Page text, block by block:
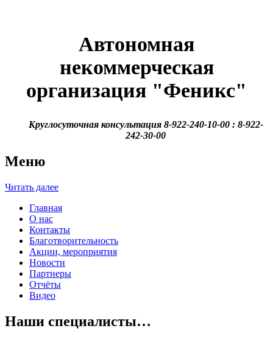
Автономная
некоммерческая
организация "Феникс"
Круглосуточная консультация 8-922-240-10-00 : 8-922-
242-30-00
Меню
Читать далее
Главная
О нас
Контакты
Благотворительность
Акции, мероприятия
Новости
Партнеры
Отчёты
Видео
Наши специалисты…